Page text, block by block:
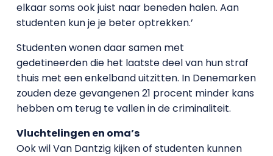
elkaar soms ook juist naar beneden halen. Aan
studenten kun je je beter optrekken.’
Studenten wonen daar samen met
gedetineerden die het laatste deel van hun straf
thuis met een enkelband uitzitten. In Denemarken
zouden deze gevangenen 21 procent minder kans
hebben om terug te vallen in de criminaliteit.
Vluchtelingen en oma’s
Ook wil Van Dantzig kijken of studenten kunnen